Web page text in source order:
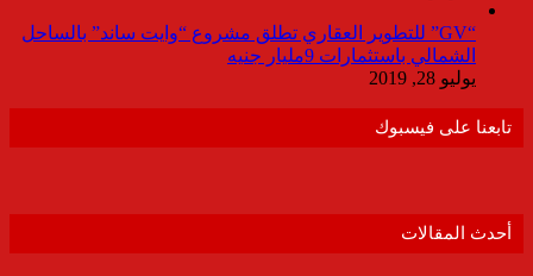
“GV” للتطوير العقاري تطلق مشروع “وايت ساند” بالساحل
الشمالي باستثمارات 9مليار جنيه
يوليو 28, 2019
تابعنا على فيسبوك
أحدث المقالات